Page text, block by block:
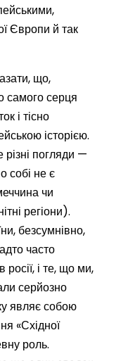
Європи й так
що,
самого серця
і тісно
історією.
погляди —
собі не є
чи
регіони).
безсумнівно,
часто
росії, і те, що ми,
серйозно
являє собою
«Східної
роль.